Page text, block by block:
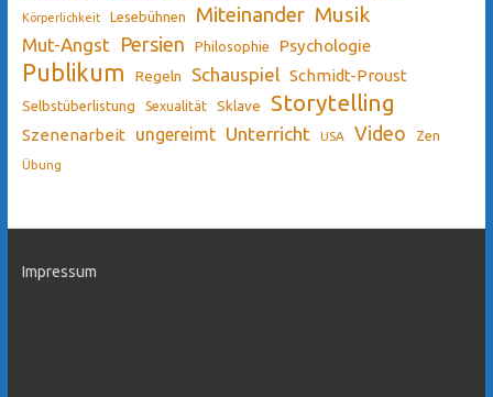
Körperlichkeit Lesebühnen Miteinander Musik
Mut-Angst Persien Philosophie Psychologie
Publikum Regeln Schauspiel Schmidt-Proust
Selbstüberlistung Sexualität Sklave Storytelling
Szenenarbeit ungereimt Unterricht USA Video Zen
Übung
Impressum